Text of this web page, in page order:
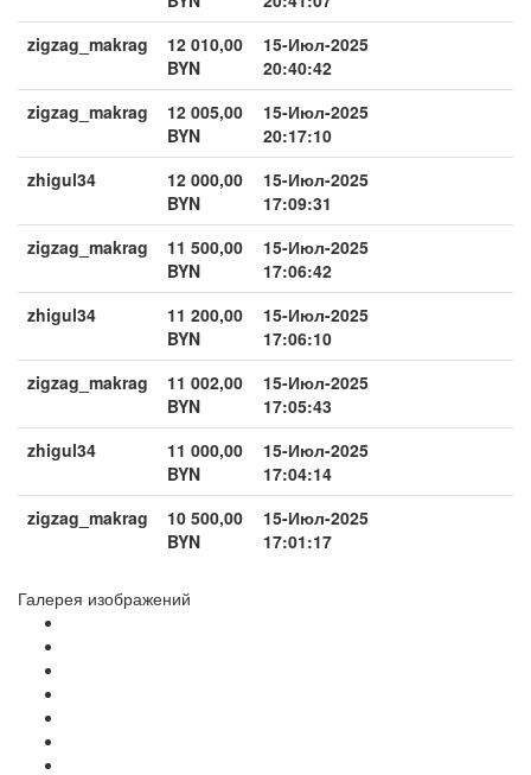
zigzag_makrag
12 010,00
BYN
15-Июл-2025
20:40:42
zigzag_makrag
12 005,00
BYN
15-Июл-2025
20:17:10
zhigul34
12 000,00
BYN
15-Июл-2025
17:09:31
zigzag_makrag
11 500,00
BYN
15-Июл-2025
17:06:42
zhigul34
11 200,00
BYN
15-Июл-2025
17:06:10
zigzag_makrag
11 002,00
BYN
15-Июл-2025
17:05:43
zhigul34
11 000,00
BYN
15-Июл-2025
17:04:14
zigzag_makrag
10 500,00
BYN
15-Июл-2025
17:01:17
Галерея изображений